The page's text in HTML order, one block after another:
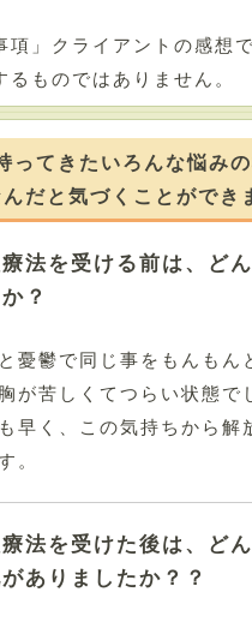
」クライアントの感想
るものではありません。
ってきたいろんな悩み
だと気づくことができ
法を受ける前は、ど
？
憂鬱で同じ事をもんもん
が苦しくてつらい状態で
早く、この気持ちから解
。
法を受けた後は、ど
ありましたか？？